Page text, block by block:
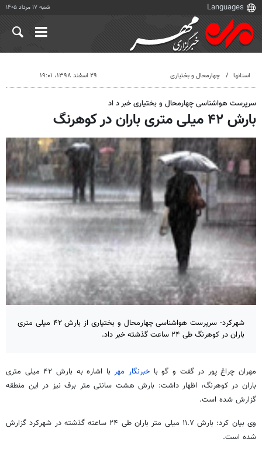
شنبه ۱۷ مرداد ۱۴۰۵
استانها چهارمحال و بختیاری ۲۹ اسفند ۱۳۹۸، ۱۹:۰۱
سرپرست هواشناسی چهارمحال و بختیاری خبر د اد
بارش ۴۲ میلی متری باران در کوهرنگ
شهرکرد- سرپرست هواشناسی چهارمحال و بختیاری از بارش ۴۲ میلی متری
باران در کوهرنگ طی ۲۴ ساعت گذشته خبر داد.
مهران چراغ پور در گفت و گوبا خبرنگار مهر
با اشاره به بارش ۴۲ میلی متری
باران در کوهرنگ، اظهار داشت: بارش هشت سانتی متر برف نیز در این منطقه
گزارش شده است.
وی بیان کرد: بارش ۱۱.۷ میلی متر باران طی ۲۴ ساعته گذشته در شهرکرد گزارش
شده است.